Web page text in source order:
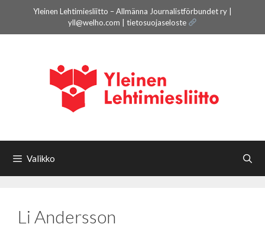
Yleinen Lehtimiesliitto – Allmänna Journalistförbundet ry |
yll@welho.com |tietosuojaseloste
Valikko
Li Andersson